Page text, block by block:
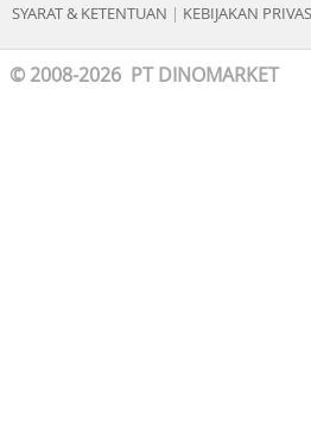
SYARAT & KETENTUAN | KEBIJAKAN
© 2008-2026 PT DINOMARKET